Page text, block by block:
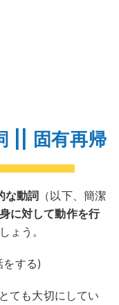
|| 固有再帰
な動詞 （以下、簡潔
に対して動作を行
ょう。
をする)
ても大切にしてい